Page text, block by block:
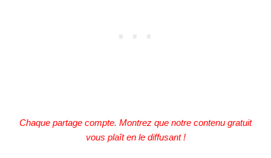
Chaque partage compte. Montrez que notre contenu gratuit
vous plaît en le diffusant !